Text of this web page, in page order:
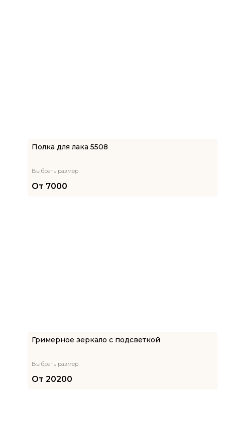
Полка для лака 5508
Выбрать размер
От 7000
Гримерное зеркало с подсветкой
Выбрать размер
От 20200